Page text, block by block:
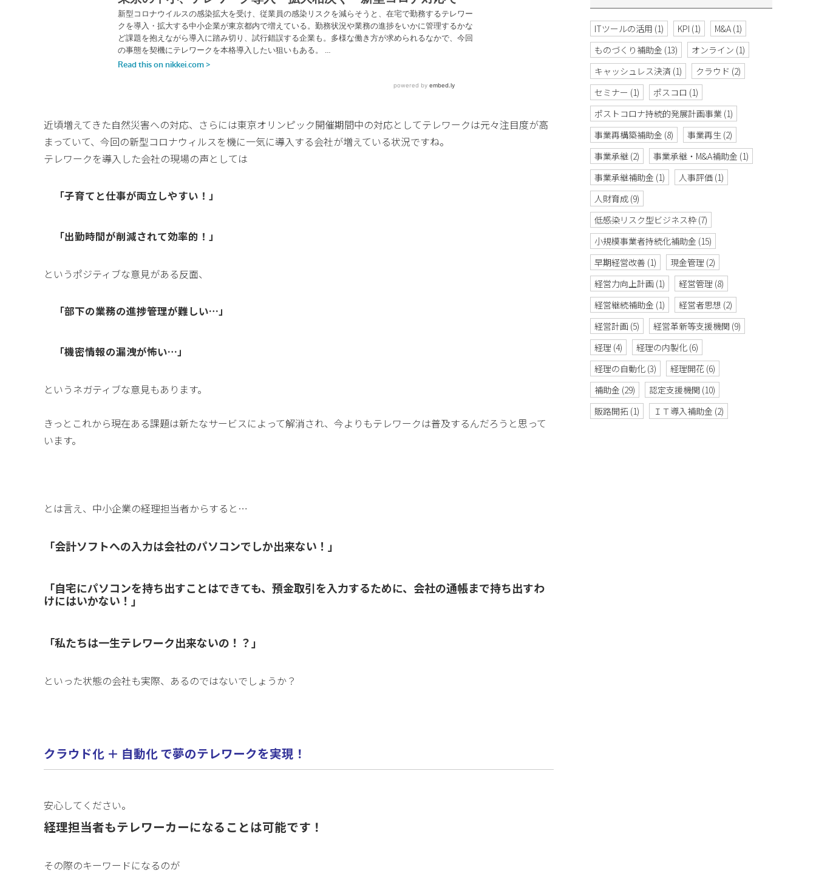
近頃増えてきた自然災害への対応、さらには東京オリンピック開催期間中の対応としてテレワークは元々注目度が高
まっていて、今回の新型コロナウィルスを機に一気に導入する会社が増えている状況ですね。
テレワークを導入した会社の現場の声としては
「子育てと仕事が両立しやすい！」
「出勤時間が削減されて効率的！」
というポジティブな意見がある反面、
「部下の業務の進捗管理が難しい…」
「機密情報の漏洩が怖い…」
というネガティブな意見もあります。
きっとこれから現在ある課題は新たなサービスによって解消され、今よりもテレワークは普及するんだろうと思って
います。
とは言え、中小企業の経理担当者からすると…
「会計ソフトへの入力は会社のパソコンでしか出来ない！」
「自宅にパソコンを持ち出すことはできても、預金取引を入力するために、会社の通帳まで持ち出すわ
けにはいかない！」
「私たちは一生テレワーク出来ないの！？」
といった状態の会社も実際、あるのではないでしょうか？
クラウド化 ＋ 自動化 で夢のテレワークを実現！
安心してください。
経理担当者もテレワーカーになることは可能です！
その際のキーワードになるのが
ITツールの活用 (1) KPI (1) M&A (1)
ものづくり補助金 (13) オンライン (1)
キャッシュレス決済 (1) クラウド (2)
セミナー (1) ポスコロ (1)
ポストコロナ持続的発展計画事業 (1)
事業再構築補助金 (8) 事業再生 (2)
事業承継 (2) 事業承継・M&A補助金 (1)
事業承継補助金 (1) 人事評価 (1)
人財育成 (9)
低感染リスク型ビジネス枠 (7)
小規模事業者持続化補助金 (15)
早期経営改善 (1) 現金管理 (2)
経営力向上計画 (1) 経営管理 (8)
経営継続補助金 (1) 経営者思想 (2)
経営計画 (5) 経営革新等支援機関 (9)
経理 (4) 経理の内製化 (6)
経理の自動化 (3) 経理開花 (6)
補助金 (29) 認定支援機関 (10)
販路開拓 (1) ＩＴ導入補助金 (2)